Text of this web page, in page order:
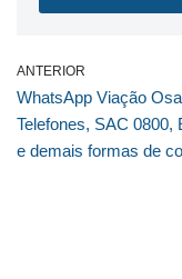
ANTERIOR
WhatsApp Viação
Telefones, SAC 0800,
e demais formas de